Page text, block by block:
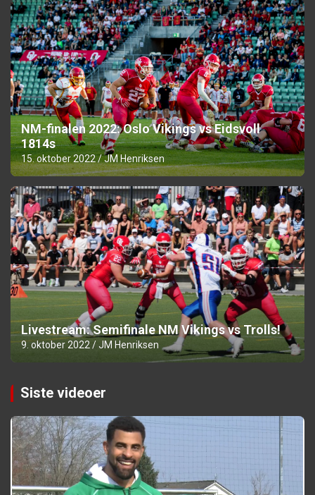
NM-finalen 2022: Oslo Vikings vs Eidsvoll
1814s
15. oktober 2022 JM Henriksen
Livestream: Semifinale NM Vikings vs Trolls!
9. oktober 2022 JM Henriksen
Siste videoer